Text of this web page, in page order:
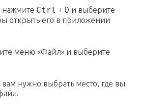
нажмите Ctrl + O и выберите
открыть его в приложении
меню «Файл» и выберите
вам нужно выбрать место, где вы